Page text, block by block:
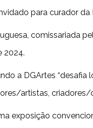
para curador
comissariada
2024.
a DGArtes
artistas, criadores/
exposição